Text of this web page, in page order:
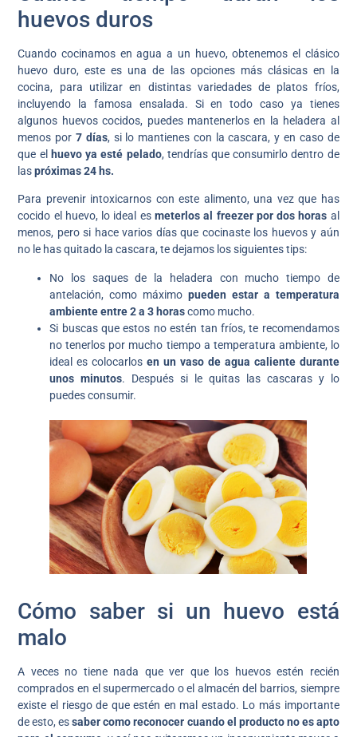
huevos duros
Cuando cocinamos en agua a un huevo, obtenemos el clásico
huevo duro, este es una de las opciones más clásicas en la
cocina, para utilizar en distintas variedades de platos fríos,
incluyendo la famosa ensalada. Si en todo caso ya tienes
algunos huevos cocidos, puedes mantenerlos en la heladera al
menos por 7 días, si lo mantienes con la cascara, y en caso de
que el huevo ya esté pelado, tendrías que consumirlo dentro de
laspróximas 24 hs.
Para prevenir intoxicarnos con este alimento, una vez que has
cocido el huevo, lo ideal es meterlos al freezer por dos horas al
menos, pero si hace varios días que cocinaste los huevos y aún
no le has quitado la cascara, te dejamos los siguientes tips:
No los saques de la heladera con mucho tiempo de
antelación, como máximo pueden estar a temperatura
ambiente entre 2 a 3 horascomo mucho.
Si buscas que estos no estén tan fríos, te recomendamos
no tenerlos por mucho tiempo a temperatura ambiente, lo
ideal es colocarlosen un vaso de agua caliente durante
unos minutos. Después si le quitas las cascaras y lo
puedes consumir.
Cómo saber si un huevo está
malo
A veces no tiene nada que ver que los huevos estén recién
comprados en el supermercado o el almacén del barrios, siempre
existe el riesgo de que estén en mal estado. Lo más importante
de esto, essaber como reconocer cuando el producto no es apto